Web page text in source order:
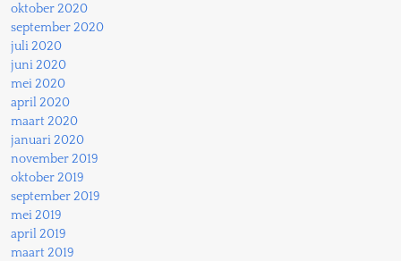
oktober 2020
september 2020
juli 2020
juni 2020
mei 2020
april 2020
maart 2020
januari 2020
november 2019
oktober 2019
september 2019
mei 2019
april 2019
maart 2019